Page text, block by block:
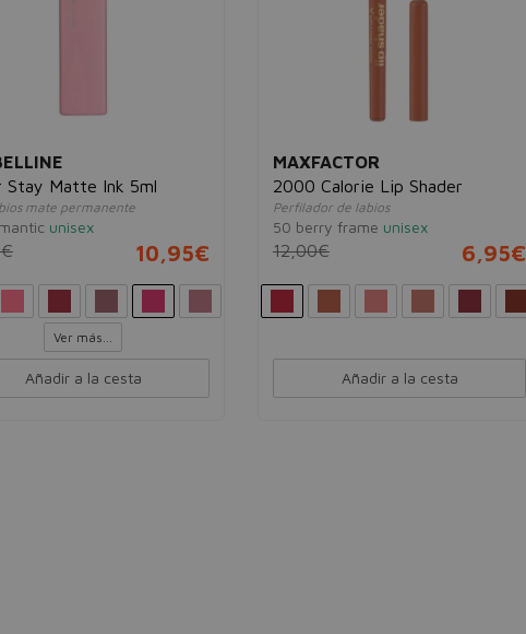
Lip Shader
de labios
frame unisex
6,95€
Añadir a la cesta
MAVALA
Mavala Laca de Uñas 5ml
Esmalte de uñas
344 Lemon Drop unisex
7,80€ 3,98€
Añadir a la cesta